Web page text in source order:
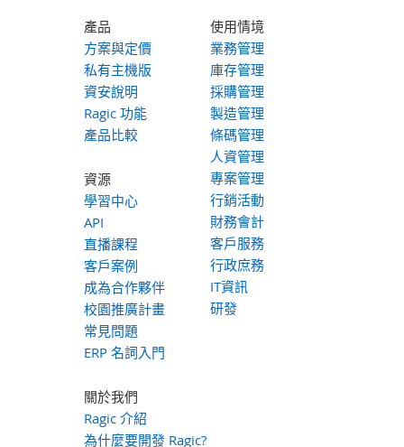
產品
方案與定價
私有主機版
資安說明
Ragic 功能
產品比較
資源
學習中心
API
直播課程
客戶案例
成為合作夥伴
校園推廣計畫
常見問題
ERP 名詞入門
使用情境
業務管理
庫存管理
採購管理
製造管理
條碼管理
人資管理
專案管理
行銷活動
財務會計
客戶服務
行政庶務
IT資訊
研發
關於我們
Ragic 介紹
為什麼要開發 Ragic?